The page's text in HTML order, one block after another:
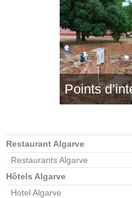
Points
Restaurant Algarve
Restaurants Algarve
Hôtels Algarve
Hotel Algarve